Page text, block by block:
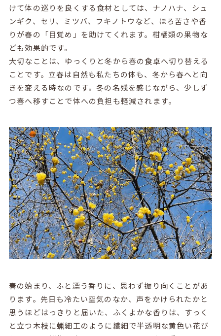
けて体の巡りを良くする食材としては、ナノハナ、シュ
ンギク、セリ、ミツバ、フキノトウなど、ほろ苦さや香
りが春の「目覚め」を助けてくれます。柑橘類の果物な
ども効果的です。
大切なことは、ゆっくりと冬から春の食卓へ切り替える
ことです。立春は自然も私たちの体も、冬から春へと向
きを変える時なのです。冬の名残を感じながら、少しず
つ春へ移すことで体への負担も軽減されます。
春の始まり、ふと漂う香りに、思わず振り向くことがあ
ります。先日も冷たい空気のなか、声をかけられたかと
思うほどはっきりと届いた、ふくよかな香りは、すっく
と立つ木枝に蝋細工のように繊細で半透明な黄色い花び